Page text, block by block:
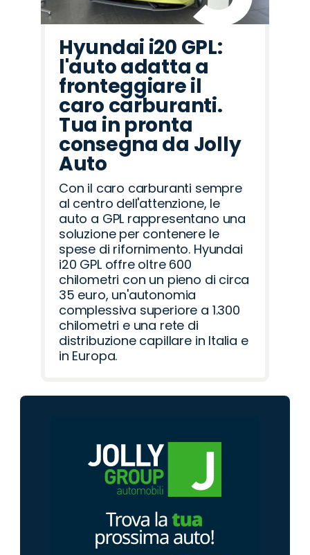
Hyundai i20 GPL:
l'auto adatta a
fronteggiare il
caro carburanti.
Tua in pronta
consegna da Jolly
Auto
Con il caro carburanti sempre
al centro dell'attenzione, le
auto a GPL rappresentano una
soluzione per contenere le
spese di rifornimento. Hyundai
i20 GPL offre oltre 600
chilometri con un pieno di circa
35 euro, un'autonomia
complessiva superiore a 1.300
chilometri e una rete di
distribuzione capillare in Italia e
in Europa.